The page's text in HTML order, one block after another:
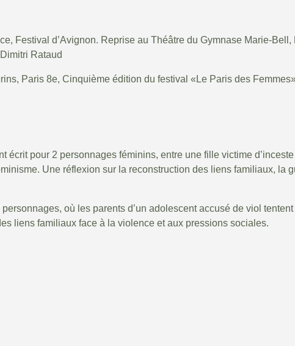
Festival d’Avignon. Reprise au Théâtre du Gymnase Marie-
Rataud
Paris 8e, Cinquième édition du festival «Le Paris des
écrit pour 2 personnages féminins, entre une fille victime
Une réflexion sur la reconstruction des liens familiaux, la
où les parents d’un adolescent accusé de viol
liens familiaux face à la violence et aux pressions sociales.